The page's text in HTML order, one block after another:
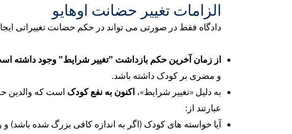
الزامات تغییر حضانت اوهایو
دادگاه فقط در صورتی می تواند در حکم حضانت تغییراتی
از زمان آخرین حکم بازداشت "تغییر شرایط" وجود داشته
و مضری بر کودک داشته باشد.
به دلیل «تغییر شرایط»، اکنون به نفع کودک است که والدین
عبارتند از:
آیا خواسته های کودک (اگر به اندازه کافی بزرگ شده باشد)